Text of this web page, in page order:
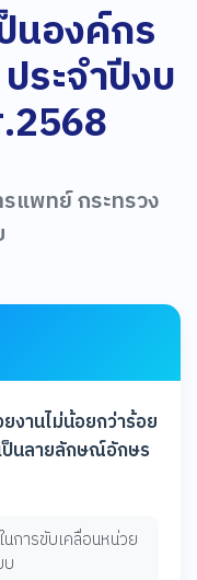
นองค์กร
ะจำปีงบ
แพทย์ กระทรวง
งานไม่น้อยกว่าร้อย
ป็นลายลักษณ์อักษร
การขับเคลื่อนหน่วย